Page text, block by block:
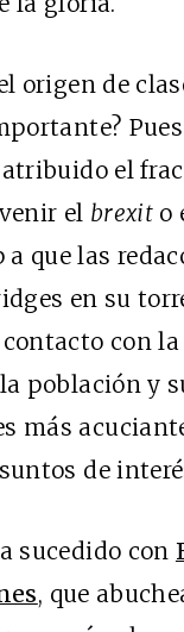
origen de
el
el brexito
que las
en su
con la
población y
más
de
sucedido con
, que